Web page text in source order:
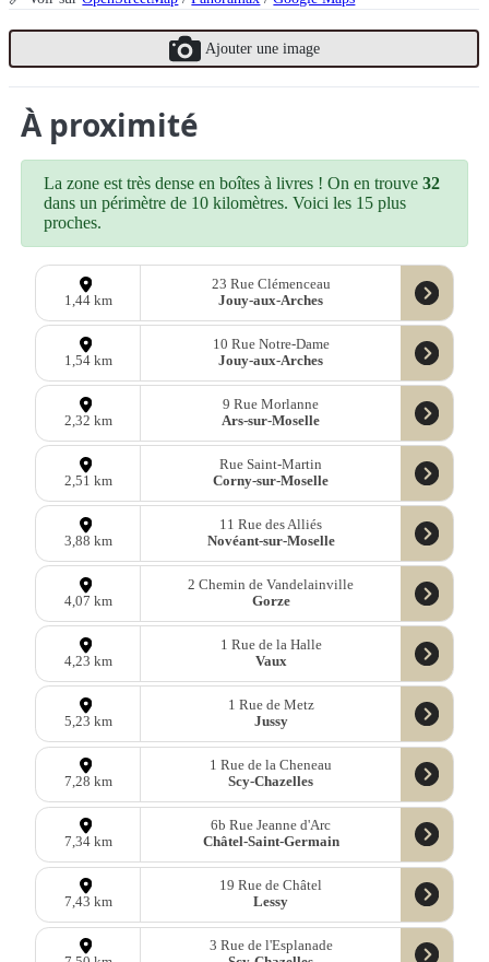
Ajouter une image
À proximité
La zone est très dense en boîtes à livres ! On en trouve32
dans un périmètre de 10 kilomètres. Voici les 15 plus
proches.
1,44 km
23 Rue Clémenceau
Jouy-aux-Arches
1,54 km
10 Rue Notre-Dame
Jouy-aux-Arches
2,32 km
9 Rue Morlanne
Ars-sur-Moselle
2,51 km
Rue Saint-Martin
Corny-sur-Moselle
3,88 km
11 Rue des Alliés
Novéant-sur-Moselle
4,07 km
2 Chemin de Vandelainville
Gorze
4,23 km
1 Rue de la Halle
Vaux
5,23 km
1 Rue de Metz
Jussy
7,28 km
1 Rue de la Cheneau
Scy-Chazelles
7,34 km
6b Rue Jeanne d'Arc
Châtel-Saint-Germain
7,43 km
19 Rue de Châtel
Lessy
3 Rue de l'Esplanade